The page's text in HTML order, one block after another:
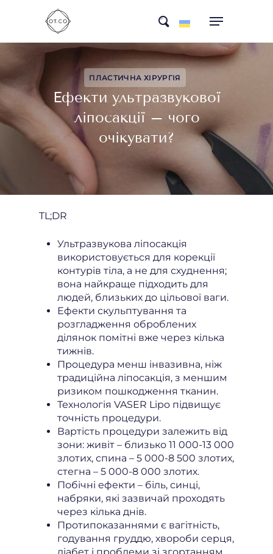
content
search
ПЛАСТИЧНА ХІРУРГІЯ
Ефекти ультразвукової
ліпосакції – чого
очікувати?
TL;DR
Ультразвукова ліпосакція
використовується для корекції
контурів тіла, а не для схуднення;
вона найкраще підходить для
людей, близьких до цільової ваги.
Ефекти скульптування та
розгладження оброблених
ділянок помітні вже через кілька
тижнів.
Процедура менш інвазивна, ніж
традиційна ліпосакція, з меншим
ризиком пошкодження тканин.
Технологія VASER Lipo підвищує
точність процедури.
Вартість процедури залежить від
зони: живіт – близько 11 000-13 000
злотих, спина – 5 000-8 500 злотих,
стегна – 5 000-8 000 злотих.
Побічні ефекти – біль, синці,
набряки, які зазвичай проходять
через кілька днів.
Протипоказаннями є вагітність,
годування груддю, хвороби серця,